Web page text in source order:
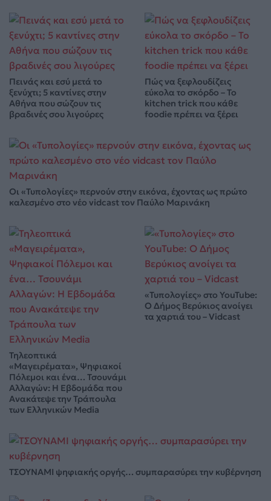
Πεινάς και εσύ μετά το
ξενύχτι; 5 καντίνες στην
Αθήνα που σώζουν τις
βραδινές σου λιγούρες
Πώς να ξεφλουδίζεις
εύκολα το σκόρδο – Το
kitchen trick που κάθε
foodie πρέπει να ξέρει
Οι «Τυπολογίες» περνούν στην εικόνα, έχοντας ως πρώτο
καλεσμένο στο νέο vidcast τον Παύλο Μαρινάκη
Τηλεοπτικά
«Μαγειρέματα», Ψηφιακοί
Πόλεμοι και ένα… Τσουνάμι
Αλλαγών: Η Εβδομάδα που
Ανακάτεψε την Τράπουλα
των Ελληνικών Media
«Τυπολογίες» στο YouTube:
Ο Δήμος Βερύκιος ανοίγει
τα χαρτιά του – Vidcast
ΤΣΟΥΝΑΜΙ ψηφιακής οργής… συμπαρασύρει την κυβέρνηση